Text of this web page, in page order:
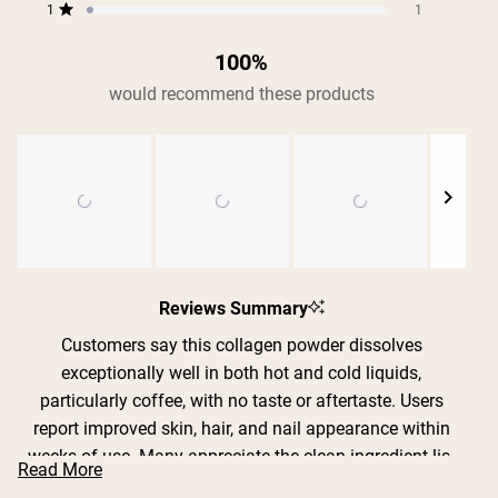
1
Rated out of 5 stars
1
100%
would recommend these products
selected
Reviews Summary
Customers say this collagen powder dissolves
exceptionally well in both hot and cold liquids,
particularly coffee, with no taste or aftertaste. Users
report improved skin, hair, and nail appearance within
weeks of use. Many appreciate the clean ingredient list
without fillers or artificial additives. The powder mixes
Read More